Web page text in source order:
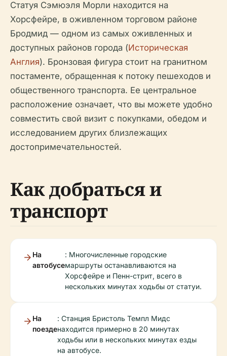
Статуя Сэмюэля Морли находится на
Хорсфейре, в оживленном торговом районе
Бродмид — одном из самых оживленных и
доступных районов города (Историческая
Англия). Бронзовая фигура стоит на гранитном
постаменте, обращенная к потоку пешеходов и
общественного транспорта. Ее центральное
расположение означает, что вы можете удобно
совместить свой визит с покупками, обедом и
исследованием других близлежащих
достопримечательностей.
Как добраться и
транспорт
На
автобусе
: Многочисленные городские
маршруты останавливаются на
Хорсфейре и Пенн-стрит, всего в
нескольких минутах ходьбы от статуи.
На
поезде
: Станция Бристоль Темпл Мидс
находится примерно в 20 минутах
ходьбы или в нескольких минутах езды
на автобусе.